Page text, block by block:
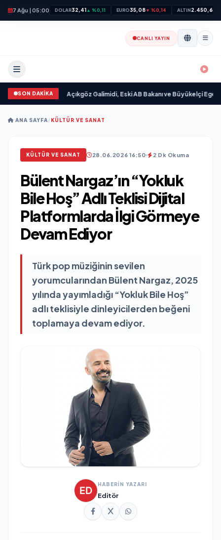
7 Ağu | 05:00 DOLAR32,41▲ %0,11 EURO35,08▼ %0,14 ALTIN2.450,63
CANLI YAYIN
SON DAKİKA
•Ali Emre Açıkgöz Galimidi, Eski AB Bakanı ve Büyükelçi Egemen
ANA SAYFA/KÜLTÜR VE SANAT
KÜLTÜR VE SANAT 28.06.2026 16:50 2 Dk Okuma
Bülent Nargaz’ın “Yokluk
Bile Hoş” Adlı Teklisi Dijital
Platformlarda İlgi Görmeye
Devam Ediyor
Türk pop müziğinin sevilen
yorumcularından Bülent Nargaz, 2025
yılında yayımladığı “Yokluk Bile Hoş”
adlı teklisiyle dinleyicilerden beğeni
toplamaya devam ediyor.
HABERİN YAZARI
Editör